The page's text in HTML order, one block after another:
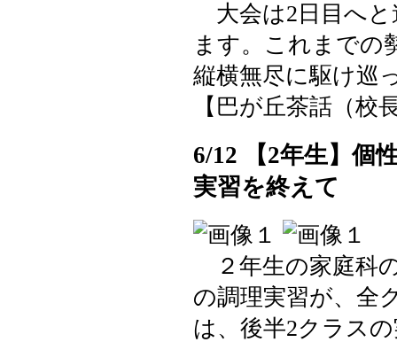
大会は2日目へと
ます。これまでの
縦横無尽に駆け巡
【巴が丘茶話（校
6/12 【2年生】個
実習を終えて
２年生の家庭科
の調理実習が、全
は、後半2クラス